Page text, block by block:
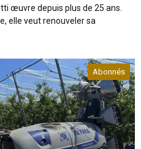
œuvre depuis plus de 25 ans.
elle veut renouveler sa
Abonnés